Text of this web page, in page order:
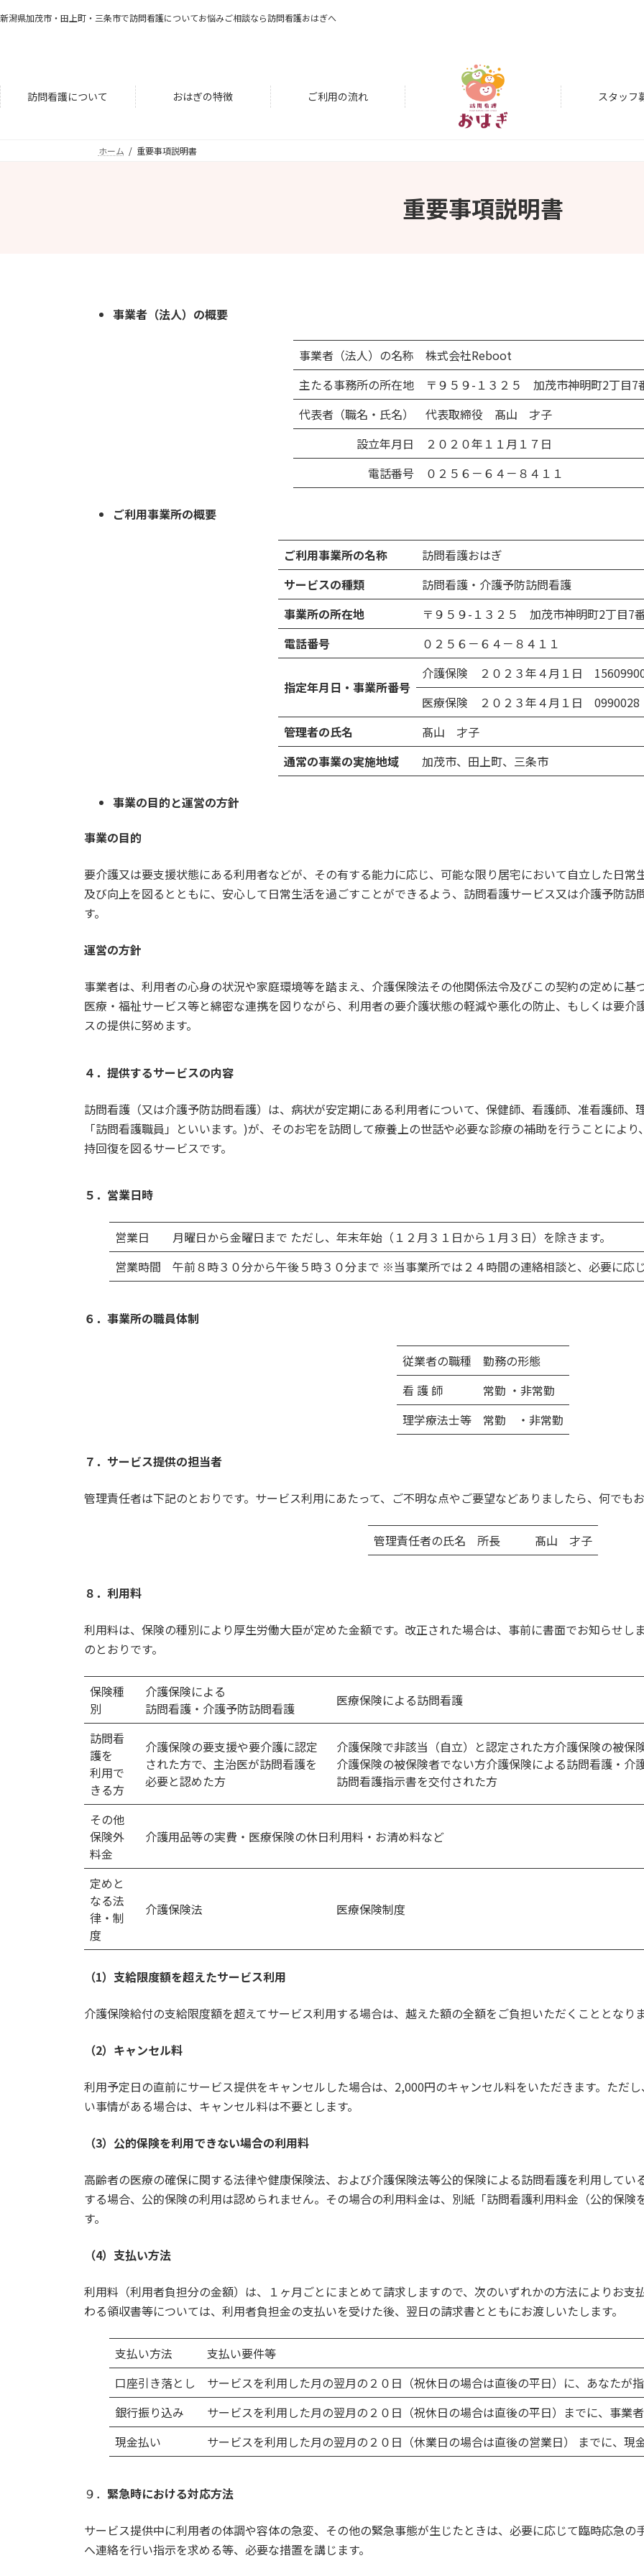
ン
へ
ス
ビ
ョ
ン
新潟県加茂市・田上町・三条市で訪問看護についてお悩みご相談なら訪問看護おはぎへ
訪問看護について おはぎの特徴 ご利用の流れ スタッフ
ホーム 重要事項説明書
重要事項説明書
事業者（法人）の概要
事業者（法人）の名称
株式会社Reboot
主たる事務所の所在地
〒９５９-１３２５ 加茂市神明町2丁目7
代表者（職名・氏名）
代表取締役 髙山 才子
設立年月日
２０２０年１１月１７日
電話番号
０２５６－６４－８４１１
ご利用事業所の概要
ご利用事業所の名称
訪問看護おはぎ
サービスの種類
訪問看護・介護予防訪問看護
事業所の所在地
〒９５９-１３２５ 加茂市神明町2丁目7
電話番号
０２５６－６４－８４１１
指定年月日・事業所番号
介護保険 ２０２３年４月１日
医療保険 ２０２３年４月１日 0990028
管理者の氏名
髙山 才子
通常の事業の実施地域
加茂市、田上町、三条市
事業の目的と運営の方針
事業の目的
要介護又は要支援状態にある利用者などが、その有する能力に応じ、可能な限り居宅において自立した日
及び向上を図るとともに、安心して日常生活を過ごすことができるよう、訪問看護サービス又は介護予防訪
す。
運営の方針
事業者は、利用者の心身の状況や家庭環境等を踏まえ、介護保険法その他関係法令及びこの契約の定めに基
医療・福祉サービス等と綿密な連携を図りながら、利用者の要介護状態の軽減や悪化の防止、もしくは要
スの提供に努めます。
４．提供するサービスの内容
訪問看護（又は介護予防訪問看護）は、病状が安定期にある利用者について、保健師、看護師、准看護師
「訪問看護職員」といいます。)が、そのお宅を訪問して療養上の世話や必要な診療の補助を行うことによ
持回復を図るサービスです。
５．営業日時
営業日
月曜日から金曜日まで ただし、年末年始（１２月３１日から１月３日）を除きます。
営業時間
午前８時３０分から午後５時３０分まで ※当事業所では２４時間の連絡相談と、必要に応
６．事業所の職員体制
従業者の職種
勤務の形態
看 護 師
常勤 ・非常勤
理学療法士等
常勤 ・非常勤
７．サービス提供の担当者
管理責任者は下記のとおりです。サービス利用にあたって、ご不明な点やご要望などありましたら、何でもお
管理責任者の氏名 所長 髙山 才子
８．利用料
利用料は、保険の種別により厚生労働大臣が定めた金額です。改正された場合は、事前に書面でお知らせし
のとおりです。
保険種
別
介護保険による
訪問看護・介護予防訪問看護
医療保険による訪問看護
訪問看
護を
利用で
きる方
介護保険の要支援や要介護に認定
された方で、主治医が訪問看護を
必要と認めた方
介護保険で非該当（自立）と認定された方介護保険の被
介護保険の被保険者でない方介護保険による訪問看護・介
訪問看護指示書を交付された方
その他
保険外
料金
介護用品等の実費・医療保険の休日利用料・お清め料など
定めと
なる法
律・制
度
介護保険法 医療保険制度
（1）支給限度額を超えたサービス利用
介護保険給付の支給限度額を超えてサービス利用する場合は、越えた額の全額をご負担いただくこととなり
（2）キャンセル料
利用予定日の直前にサービス提供をキャンセルした場合は、2,000円のキャンセル料をいただきます。ただ
い事情がある場合は、キャンセル料は不要とします。
（3）公的保険を利用できない場合の利用料
高齢者の医療の確保に関する法律や健康保険法、および介護保険法等公的保険による訪問看護を利用して
する場合、公的保険の利用は認められません。その場合の利用料金は、別紙「訪問看護利用料金（公的保
す。
（4）支払い方法
利用料（利用者負担分の金額）は、１ヶ月ごとにまとめて請求しますので、次のいずれかの方法によりお支
わる領収書等については、利用者負担金の支払いを受けた後、翌日の請求書とともにお渡しいたします。
支払い方法
支払い要件等
口座引き落とし
サービスを利用した月の翌月の２０日（祝休日の場合は直後の平日）に、あなたが
銀行振り込み
サービスを利用した月の翌月の２０日（祝休日の場合は直後の平日）までに、事業
現金払い
サービスを利用した月の翌月の２０日（休業日の場合は直後の営業日） までに、現
９． 緊急時における対応方法
サービス提供中に利用者の体調や容体の急変、その他の緊急事態が生じたときは、必要に応じて臨時応急
へ連絡を行い指示を求める等、必要な措置を講じます。